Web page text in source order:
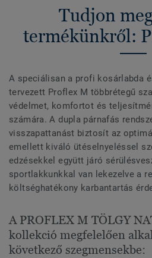
Tudjon
termékünkről:
A speciálisan a profi kosárlabda
tervezett Proflex M többrétegű
védelmet, komfortot és
számára. A dupla párnafás
visszapattanást biztosít az
emellett kiváló ütéselnyeléssel
edzésekkel együtt járó
sportlakkunkkal van lekezelve a
költséghatékony karbantartás
A PROFLEX M TÖLGY
kollekció megfelelően
következő szegmensekbe: